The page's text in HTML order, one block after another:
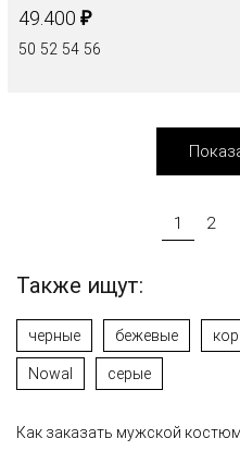
49.400 ₽
50 52 54 56
1 2
Также ищут:
черные бежевые
Nowal серые
Как заказать мужской